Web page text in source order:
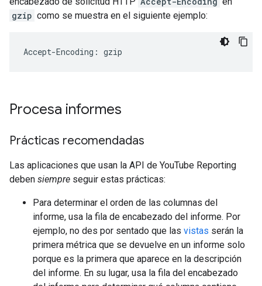
gzip como se muestra en el siguiente ejemplo:
Accept-Encoding: gzip
Procesa informes
Prácticas recomendadas
Las aplicaciones que usan la API de YouTube Reporting
deben siempre seguir estas prácticas:
Para determinar el orden de las columnas del
informe, usa la fila de encabezado del informe. Por
ejemplo, no des por sentado que las vistas serán la
primera métrica que se devuelve en un informe solo
porque es la primera que aparece en la descripción
del informe. En su lugar, usa la fila del encabezado